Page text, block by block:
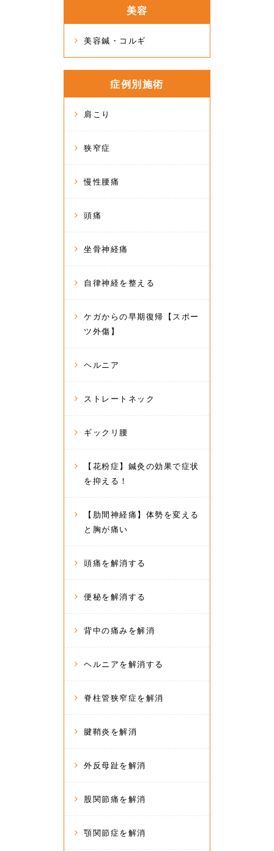
美容
美容鍼・コルギ
症例別施術
肩こり
狭窄症
慢性腰痛
頭痛
坐骨神経痛
自律神経を整える
ケガからの早期復帰【スポー
ツ外傷】
ヘルニア
ストレートネック
ギックリ腰
【花粉症】鍼灸の効果で症状
を抑える！
【肋間神経痛】体勢を変える
と胸が痛い
頭痛を解消する
便秘を解消する
背中の痛みを解消
ヘルニアを解消する
脊柱管狭窄症を解消
腱鞘炎を解消
外反母趾を解消
股関節痛を解消
顎関節症を解消